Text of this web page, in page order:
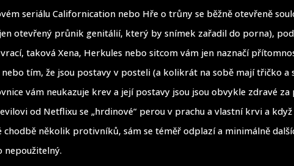
seriálu Californication nebo Hře o trůny se běžně otevřeně
otevřený průnik genitálií, který by snímek zařadil do porna),
taková Xena, Herkules nebo sitcom vám jen naznačí
tím, že jsou postavy v posteli (a kolikrát na sobě mají třičko a
vám neukazuje krev a její postavy jsou jsou obvykle zdravé za
od Netflixu se „hrdinové“ perou v prachu a vlastní krvi a
chodbě několik protivníků, sám se téměř odplazí a minimálně
nepoužitelný.